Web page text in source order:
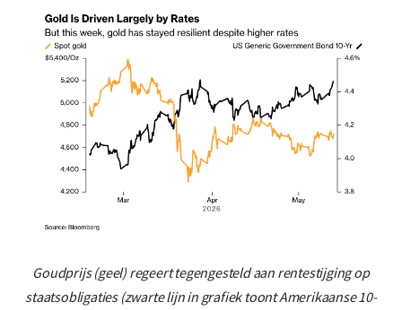
Goudprijs (geel) regeert tegengesteld aan rentestijging op
staatsobligaties (zwarte lijn in grafiek toont Amerikaanse 10-